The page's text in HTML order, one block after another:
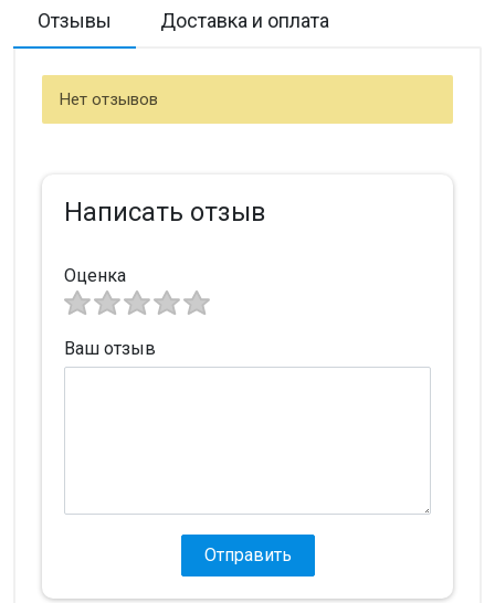
Отзывы Доставка и оплата
Нет отзывов
Написать отзыв
Оценка
Ваш отзыв
Отправить